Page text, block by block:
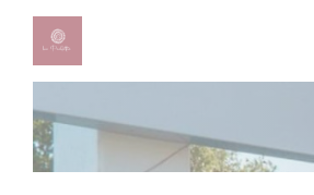
Панель управления cookies